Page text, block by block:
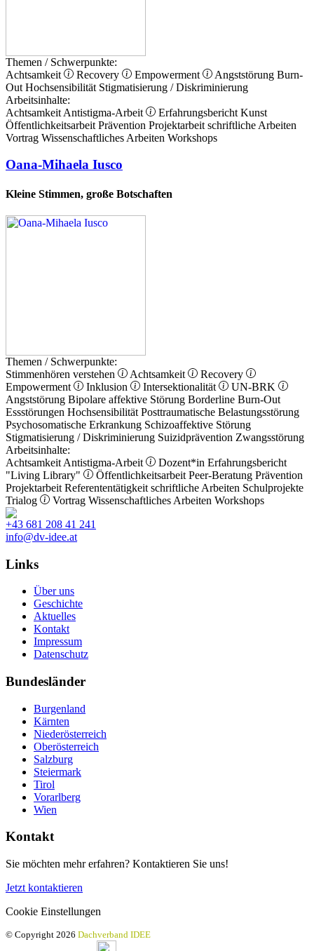
Themen / Schwerpunkte:
Achtsamkeit
Recovery Empowerment Angststörung Burn-
Out Hochsensibilität Stigmatisierung / Diskriminierung
Arbeitsinhalte:
Achtsamkeit Antistigma-Arbeit Erfahrungsbericht Kunst
Öffentlichkeitsarbeit Prävention Projektarbeit schriftliche Arbeiten
Vortrag Wissenschaftliches Arbeiten Workshops
Oana-Mihaela Iusco
Kleine Stimmen, große Botschaften
Themen / Schwerpunkte:
Stimmenhören verstehen
Achtsamkeit
Recovery
Empowerment
Inklusion Intersektionalität
UN-BRK
Angststörung Bipolare affektive Störung Borderline Burn-Out
Essstörungen Hochsensibilität Posttraumatische Belastungsstörung
Psychosomatische Erkrankung Schizoaffektive Störung
Stigmatisierung / Diskriminierung Suizidprävention Zwangsstörung
Arbeitsinhalte:
Achtsamkeit Antistigma-Arbeit Dozent*in Erfahrungsbericht
"Living Library"
Öffentlichkeitsarbeit Peer-Beratung Prävention
Projektarbeit Referententätigkeit schriftliche Arbeiten Schulprojekte
Trialog
Vortrag Wissenschaftliches Arbeiten Workshops
+43 681 208 41 241
info@dv-idee.at
Links
Über uns
Geschichte
Aktuelles
Kontakt
Impressum
Datenschutz
Bundesländer
Burgenland
Kärnten
Niederösterreich
Oberösterreich
Salzburg
Steiermark
Tirol
Vorarlberg
Wien
Kontakt
Sie möchten mehr erfahren? Kontaktieren Sie uns!
Jetzt kontaktieren
Cookie Einstellungen
© Copyright 2026 Dachverband IDEE